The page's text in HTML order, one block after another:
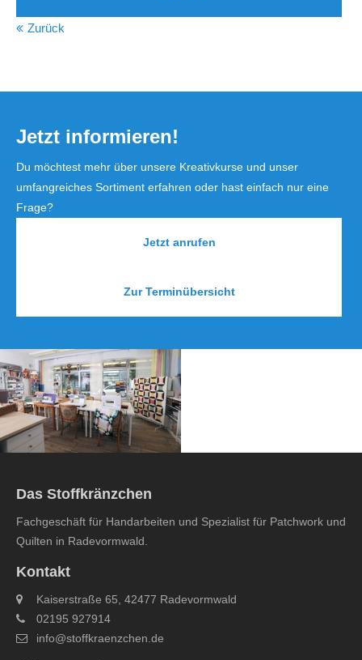
Zurück
Jetzt informieren!
Du möchtest mehr über unsere Kreativkurse und unser
umfangreiches Sortiment erfahren oder hast einfach nur eine
Frage?
Jetzt anrufen
Zur Terminübersicht
Das Stoffkränzchen
Fachgeschäft für Handarbeiten und Spezialist für Patchwork und
Quilten in Radevormwald.
Kontakt
Kaiserstraße 65, 42477 Radevormwald
02195 927914
info@stoffkraenzchen.de